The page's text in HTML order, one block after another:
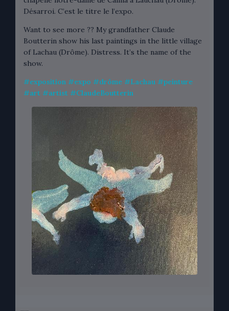
Désarroi. C’est le titre le l’expo.
Want to see more ?? My grandfather Claude
Boutterin show his last paintings in the little village
of Lachau (Drôme). Distress. It’s the name of the
show.
#exposition #expo #drôme #Lachau #peinture
#art #artist #ClaudeBoutterin